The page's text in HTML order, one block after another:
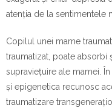
atenția de la sentimentele
Copilul unei mame
traumatizat, poate absorbi
supraviețuire ale mamei.
și epigenetica recunosc
traumatizare